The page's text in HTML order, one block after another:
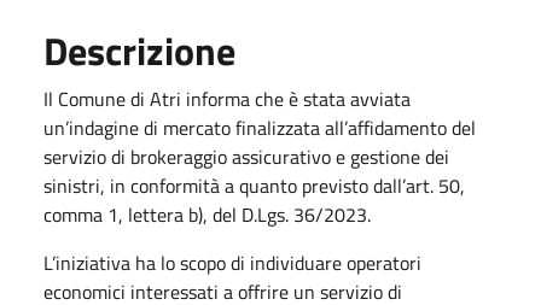
Descrizione
Il Comune di Atri informa che è stata avviata
un’indagine di mercato finalizzata all’affidamento del
servizio di brokeraggio assicurativo e gestione dei
sinistri, in conformità a quanto previsto dall’art. 50,
comma 1, lettera b), del D.Lgs. 36/2023.
L’iniziativa ha lo scopo di individuare operatori
economici interessati a offrire un servizio di